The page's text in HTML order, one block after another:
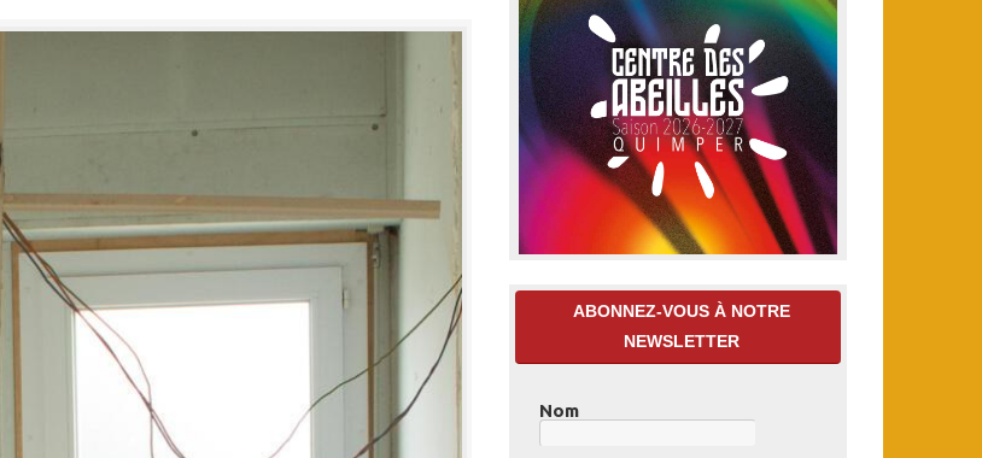
ABONNEZ-VOUS À NOTRE
NEWSLETTER
Nom